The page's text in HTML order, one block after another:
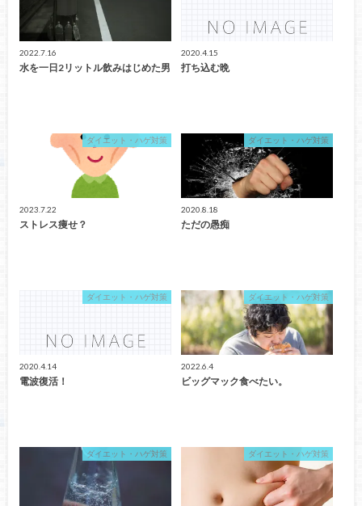
2022.7.16
水を一日2リットル飲みはじめた男
2020.4.15
打ち込む晩
ダイエット・ハゲ対策
2023.7.22
ストレス痩せ？
ダイエット・ハゲ対策
2020.8.18
ただの愚痴
ダイエット・ハゲ対策
2020.4.14
電波復活！
ダイエット・ハゲ対策
2022.6.4
ビッグマック食べたい。
ダイエット・ハゲ対策 ダイエット・ハゲ対策